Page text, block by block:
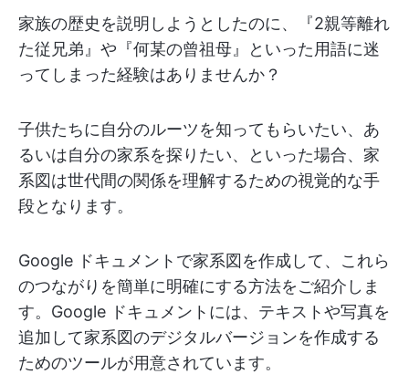
家族の歴史を説明しようとしたのに、『2親等離れ
た従兄弟』や『何某の曾祖母』といった用語に迷
ってしまった経験はありませんか？
子供たちに自分のルーツを知ってもらいたい、あ
るいは自分の家系を探りたい、といった場合、家
系図は世代間の関係を理解するための視覚的な手
段となります。
Google ドキュメントで家系図を作成して、これら
のつながりを簡単に明確にする方法をご紹介しま
す。Google ドキュメントには、テキストや写真を
追加して家系図のデジタルバージョンを作成する
ためのツールが用意されています。